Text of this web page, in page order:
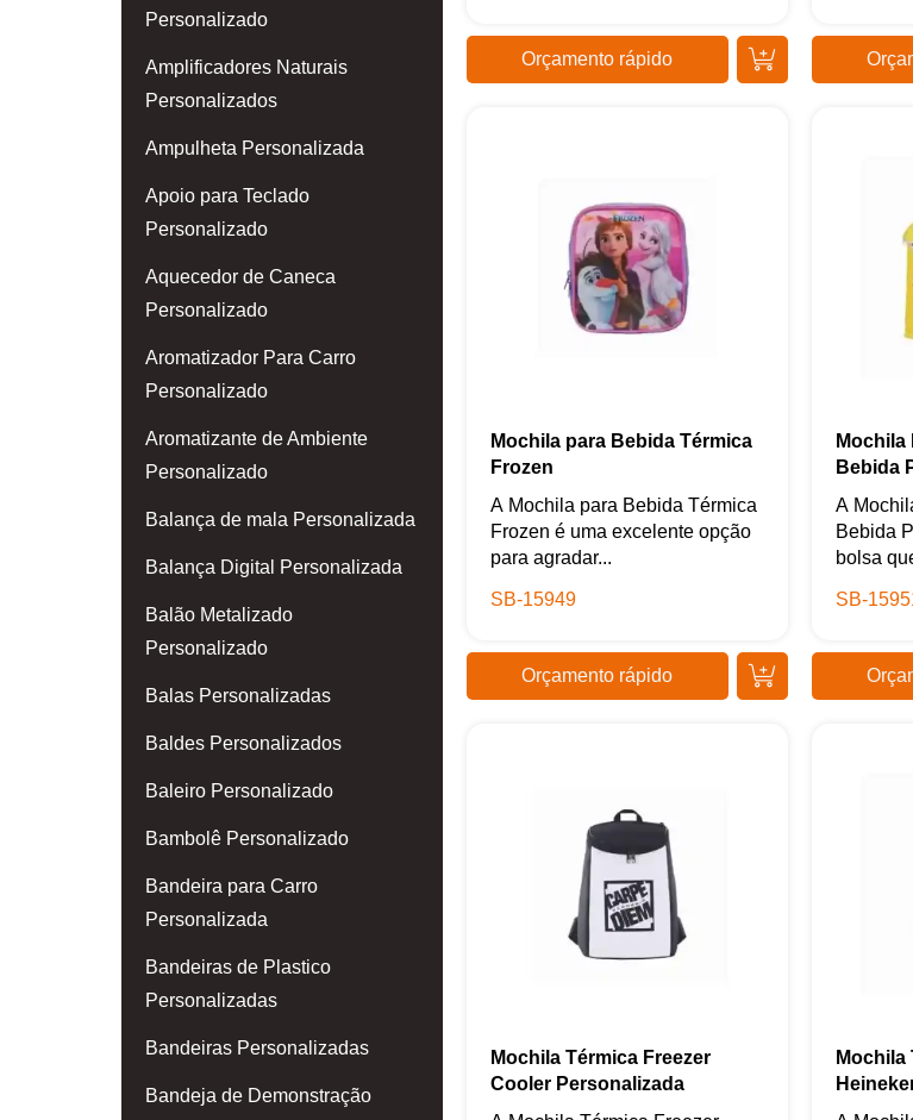
Personalizado
Amplificadores Naturais
Personalizados
Ampulheta Personalizada
Apoio para Teclado
Personalizado
Aquecedor de Caneca
Personalizado
Aromatizador Para Carro
Personalizado
Aromatizante de Ambiente
Personalizado
Balança de mala Personalizada
Balança Digital Personalizada
Balão Metalizado
Personalizado
Balas Personalizadas
Baldes Personalizados
Baleiro Personalizado
Bambolê Personalizado
Bandeira para Carro
Personalizada
Bandeiras de Plastico
Personalizadas
Bandeiras Personalizadas
Bandeja de Demonstração
Orçamento rápido
Mochila para Bebida Térmica
Frozen
A Mochila para Bebida Térmica
Frozen é uma excelente opção
para agradar...
SB-15949
Orçamento rápido
Mochila
Bebida
A
Bebida
bolsa
SB-
Mochila Térmica Freezer
Cooler Personalizada
Mochila
online